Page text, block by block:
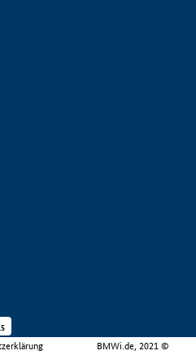
BMWi.de, 2021 ©